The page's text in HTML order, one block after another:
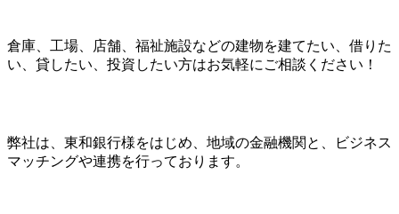
倉庫、工場、店舗、福祉施設などの建物を建てたい、借りた
い、貸したい、投資したい方はお気軽にご相談ください！
弊社は、東和銀行様をはじめ、地域の金融機関と、ビジネス
マッチングや連携を行っております。